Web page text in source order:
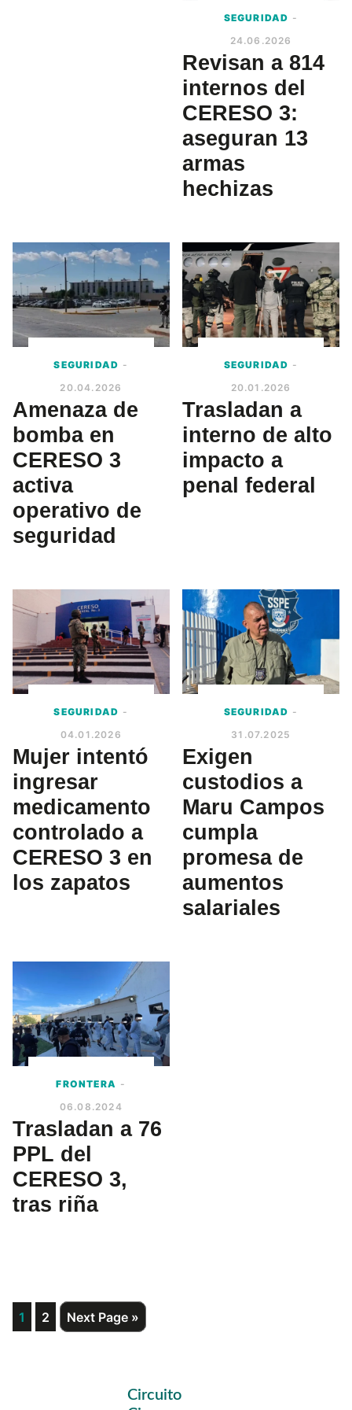
SEGURIDAD -
24.06.2026
Revisan a 814
internos del
CERESO 3:
aseguran 13
armas
hechizas
SEGURIDAD -
20.04.2026
Amenaza de
bomba en
CERESO 3
activa
operativo de
seguridad
SEGURIDAD -
20.01.2026
Trasladan a
interno de alto
impacto a
penal federal
SEGURIDAD -
04.01.2026
Mujer intentó
ingresar
medicamento
controlado a
CERESO 3 en
los zapatos
SEGURIDAD -
31.07.2025
Exigen
custodios a
Maru Campos
cumpla
promesa de
aumentos
salariales
FRONTERA -
06.08.2024
Trasladan a 76
PPL del
CERESO 3,
tras riña
Page
1 Page
2
Go
to
Next Page »
Primary
Circuito